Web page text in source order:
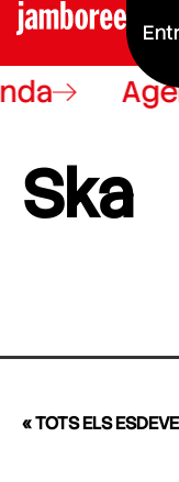
Ska
« TOTS ELS